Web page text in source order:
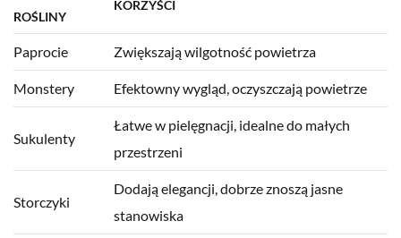
ROŚLINY
KORZYŚCI
Paprocie Zwiększają wilgotność powietrza
Monstery Efektowny wygląd, oczyszczają powietrze
Sukulenty
Łatwe w pielęgnacji, idealne do małych
przestrzeni
Storczyki
Dodają elegancji, dobrze znoszą jasne
stanowiska